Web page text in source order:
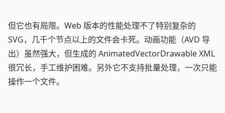
但它也有局限。Web 版本的性能处理不了特别复杂的
SVG，几千个节点以上的文件会卡死。动画功能（AVD 导
出）虽然强大，但生成的 AnimatedVectorDrawable XML
很冗长，手工维护困难。另外它不支持批量处理，一次只能
操作一个文件。